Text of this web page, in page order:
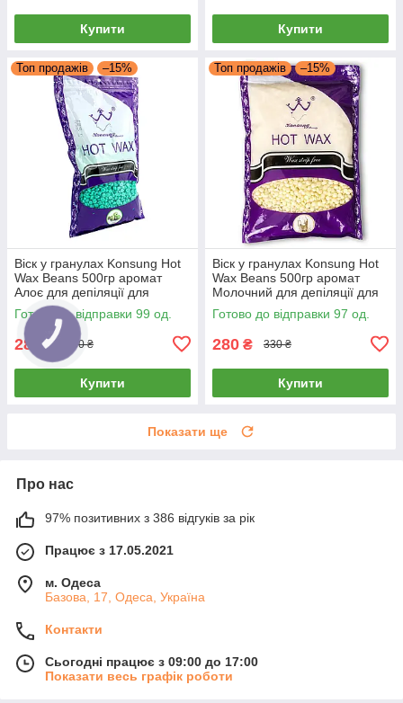
Купити Купити
Топ продажів –15%
Віск у гранулах Konsung Hot
Wax Beans 500гр аромат
Алоє для депіляції для
воскоплаву плівковий віск
гранули
Готово до відправки 99 од.
280 ₴ 330 ₴
Купити
Топ продажів –15%
Віск у гранулах Konsung Hot
Wax Beans 500гр аромат
Молочний для депіляції для
воскоплаву плівковий віск
гранули
Готово до відправки 97 од.
280 ₴ 330 ₴
Купити
Показати ще
Про нас
97% позитивних з 386 відгуків за рік
Працює з 17.05.2021
м. Одеса
Базова, 17, Одеса, Україна
Контакти
Сьогодні працює з 09:00 до 17:00
Показати весь графік роботи